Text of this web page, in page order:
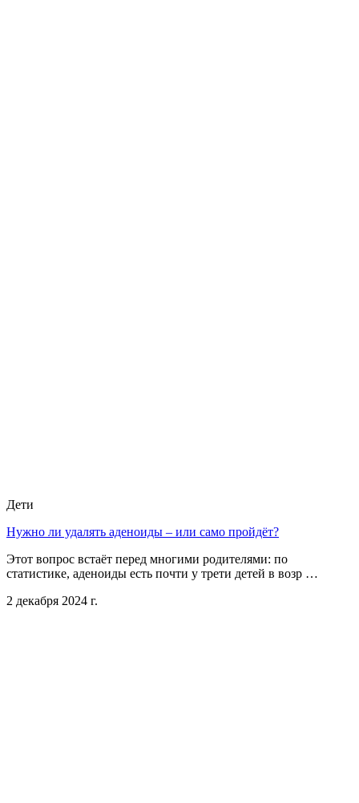
Дети
Нужно ли удалять аденоиды – или само пройдёт?
Этот вопрос встаёт перед многими родителями: по
статистике, аденоиды есть почти у трети детей в возр …
2 декабря 2024 г.